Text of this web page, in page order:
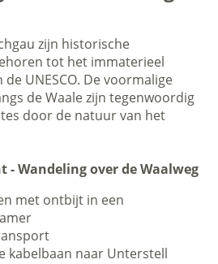
zijn historische
tot het immaterieel
UNESCO. De voormalige
de Waale zijn tegenwoordig
door de natuur van het
- Wandeling over de Waalweg
met ontbijt in een
kabelbaan naar Unterstell